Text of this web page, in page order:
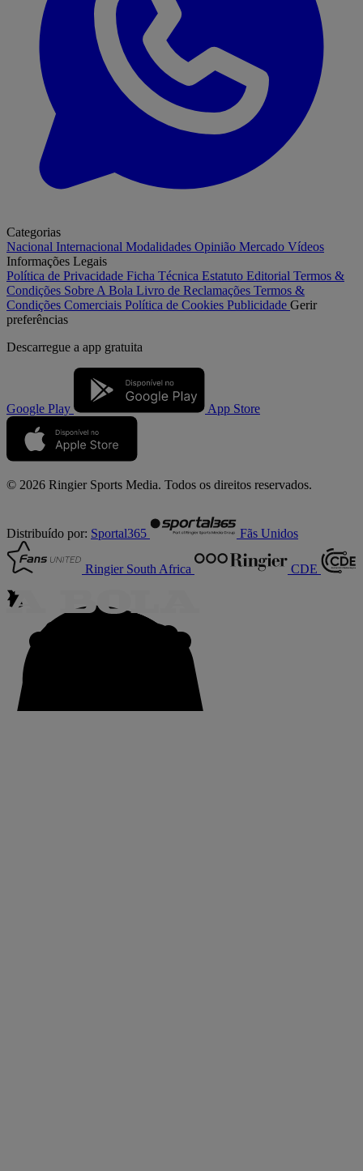
Categorias
Nacional Internacional Modalidades Opinião Mercado Vídeos
Informações Legais
Política de Privacidade Ficha Técnica Estatuto Editorial Termos &
Condições Sobre A Bola Livro de Reclamações Termos &
Condições Comerciais Política de Cookies Publicidade Gerir
preferências
Descarregue a app gratuita
Google Play App Store
© 2026 Ringier Sports Media. Todos os direitos reservados.
Distribuído por: Sportal365 Fãs Unidos
Ringier South Africa CDE